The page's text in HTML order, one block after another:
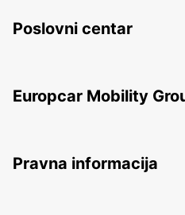
Poslovni centar
Europcar Mobility
Pravna informacija